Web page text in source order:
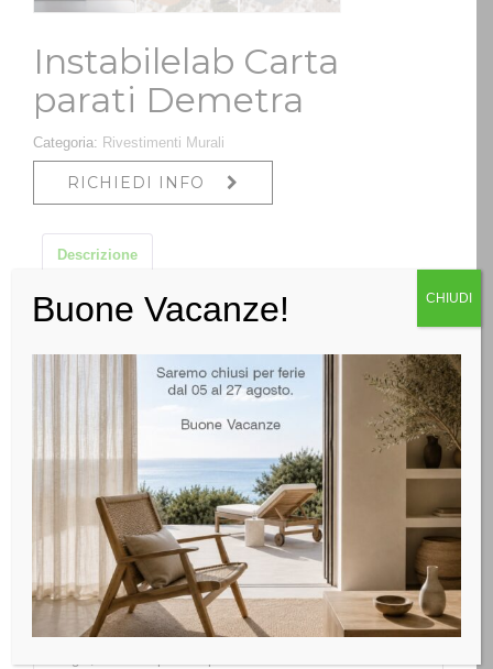
Instabilelab Carta
parati Demetra
Categoria: Rivestimenti Murali
RICHIEDI INFO
Descrizione
Descrizione
La carta da parati My Way trasforma le pareti in
design, in cui texture sofisticate e pattern inediti vengono
reinterpretati per creare tessuti esclusivi in perfetta
armonia con tutto l’ambiente.
Una collezione che racchiude un universo di creatività,
pensato per esaltare il carattere autentico degli spazi.
Questa carta per gli spazi più esposti a umidità e acqua,
inFibratexsi rivela un alleato prezioso, grazie alla sua
robustezza e versatilità. È la soluzione perfetta per
Buone Vacanze! CHIUDI